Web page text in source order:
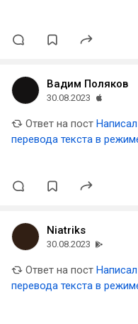
Вадим Поляков
30.08.2023
Ответ на пост
перевода текста в
Niatriks
30.08.2023
Ответ на пост
перевода текста в